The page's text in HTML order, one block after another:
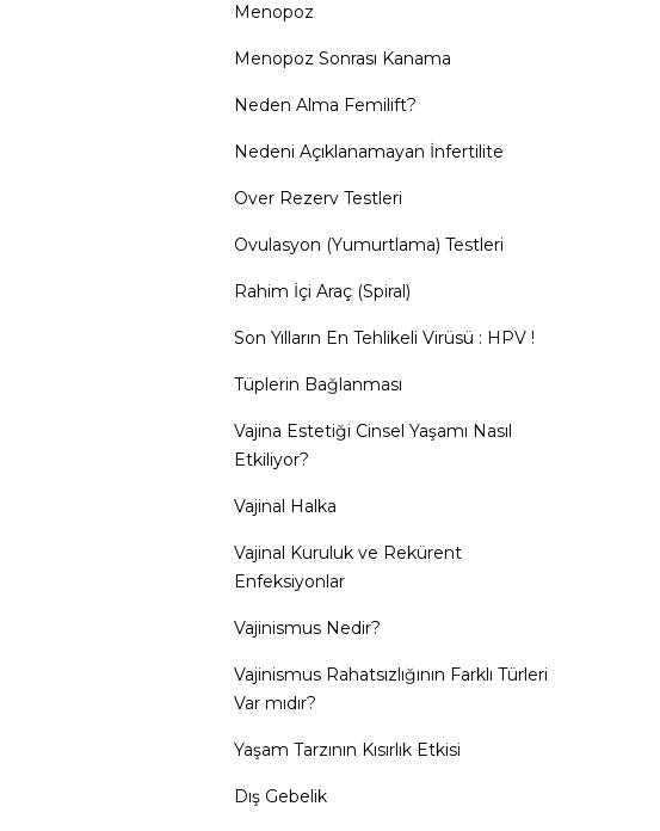
Menopoz
Menopoz Sonrası Kanama
Neden Alma Femilift?
Nedeni Açıklanamayan İnfertilite
Over Rezerv Testleri
Ovulasyon (Yumurtlama) Testleri
Rahim İçi Araç (Spiral)
Son Yılların En Tehlikeli Virüsü : HPV !
Tüplerin Bağlanması
Vajina Estetiği Cinsel Yaşamı Nasıl
Etkiliyor?
Vajinal Halka
Vajinal Kuruluk ve Rekürent
Enfeksiyonlar
Vajinismus Nedir?
Vajinismus Rahatsızlığının Farklı Türleri
Var mıdır?
Yaşam Tarzının Kısırlık Etkisi
Dış Gebelik